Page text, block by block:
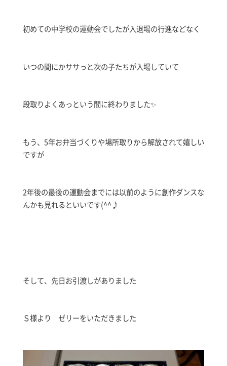
初めての中学校の運動会でしたが入退場の行進などなく
いつの間にかササっと次の子たちが入場していて
段取りよくあっという間に終わりました✨
もう、5年お弁当づくりや場所取りから解放されて嬉しい
ですが
2年後の最後の運動会までには以前のように創作ダンスな
んかも見れるといいです(^^♪
そして、先日お引渡しがありました
Ｓ様より ゼリーをいただきました